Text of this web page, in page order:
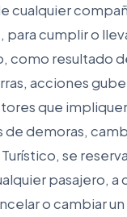
cualquier
para cumplir o
como resultado
acciones
que
demoras,
se
pasajero, a
o cambiar